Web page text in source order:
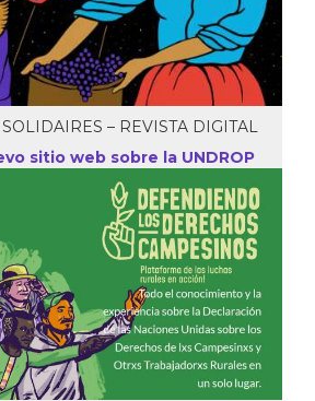
– REVISTA DIGITAL
sitio web sobre la UNDROP